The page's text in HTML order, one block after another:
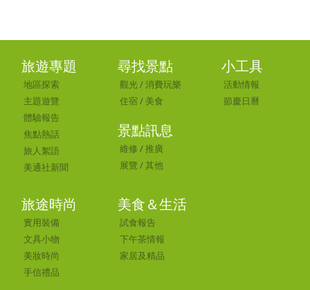
旅遊專題
地區探索
主題遊覽
體驗報告
焦點熱話
旅人絮語
美通社新聞
尋找景點
觀光 /消費玩樂
住宿 / 美食
景點訊息
維修 /推廣
展覽 /其他
小工具
活動情報
節慶日曆
旅途時尚
實用裝備
文具小物
美妝時尚
手信禮品
美食＆生活
試食報告
下午茶情報
家居及精品